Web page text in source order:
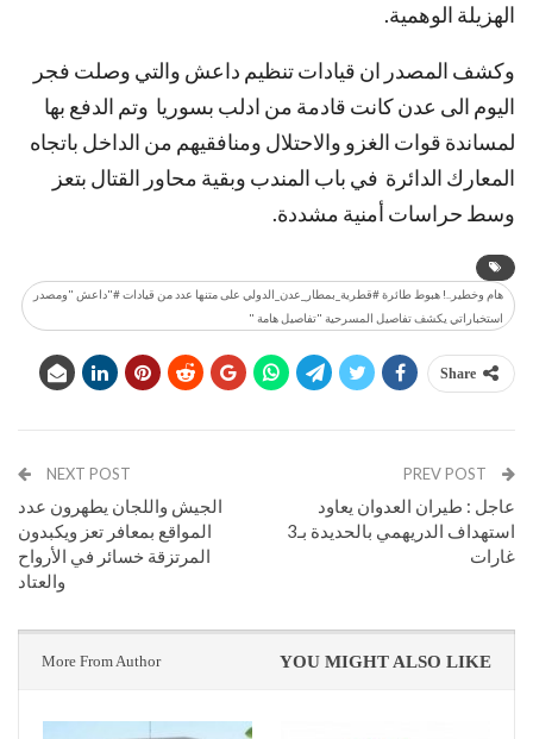
الهزيلة الوهمية.
وكشف المصدر ان قيادات تنظيم داعش والتي وصلت فجر
اليوم الى عدن كانت قادمة من ادلب بسوريا وتم الدفع بها
لمساندة قوات الغزو والاحتلال ومنافقيهم من الداخل باتجاه
المعارك الدائرة في باب المندب وبقية محاور القتال بتعز
وسط حراسات أمنية مشددة.
هام وخطير..! هبوط طائرة #قطرية_بمطار_عدن_الدولي على متنها عدد من قيادات #"داعش "ومصدر
استخباراتي يكشف تفاصيل المسرحية "تفاصيل هامة "
Share
عاجل : طيران العدوان يعاود
استهداف الدريهمي بالحديدة بـ3
غارات
NEXT POST
الجيش واللجان يطهرون عدد
المواقع بمعافر تعز ويكبدون
المرتزقة خسائر في الأرواح
والعتاد
YOU MIGHT ALSO LIKE
More From Author